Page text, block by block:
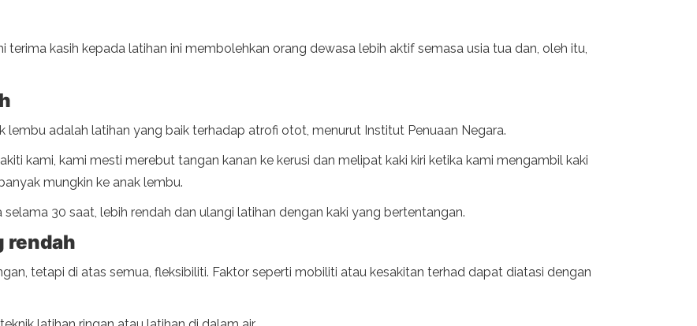
kasih kepada latihan ini membolehkan orang dewasa lebih aktif semasa usia tua dan, oleh itu,
lembu adalah latihan yang baik terhadap atrofi otot, menurut Institut Penuaan Negara.
kami, kami mesti merebut tangan kanan ke kerusi dan melipat kaki kiri ketika kami mengambil kaki
mungkin ke anak lembu.
30 saat, lebih rendah dan ulangi latihan dengan kaki yang bertentangan.
rendah
tetapi di atas semua, fleksibiliti. Faktor seperti mobiliti atau kesakitan terhad dapat diatasi dengan